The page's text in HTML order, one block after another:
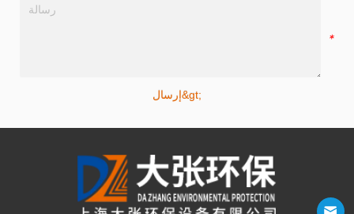
*
إرسال&gt;